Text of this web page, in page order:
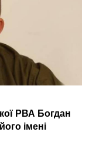
РВА Богдан
імені